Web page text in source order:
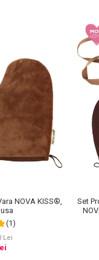
NOVA KISS®,
(1)
Lei
Set